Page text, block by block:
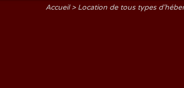
Accueil Location de tous types